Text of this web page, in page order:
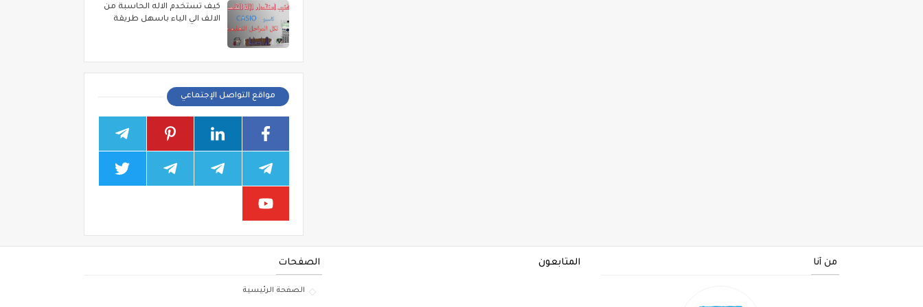
كيف تستخدم الاله الحاسبة من
الالف الي الياء باسهل طريقة
مواقع التواصل الإجتماعي
من أنا المتابعون الصفحات
الصفحة الرئيسية